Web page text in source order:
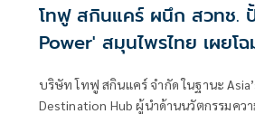
โทฟู สกินแคร์ ผนึก สวทช.
Power' สมุนไพรไทย เผยโ
Booster
บริษัท โทฟู สกินแคร์ จำกัด ในฐานะ
Destination Hub ผู้นำด้านนวัตกรรมคว